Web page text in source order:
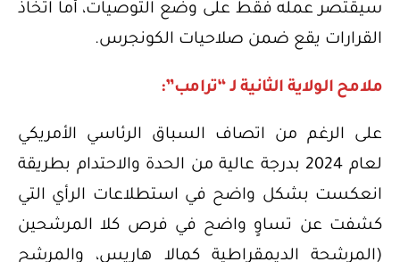
سيقتصر عمله فقط على وضع التوصيات، أما اتخاذ
القرارات يقع ضمن صلاحيات الكونجرس.
ملامح الولاية الثانية لـ “ترامب”:
على الرغم من اتصاف السباق الرئاسي الأمريكي
لعام 2024 بدرجة عالية من الحدة والاحتدام بطريقة
انعكست بشكل واضح في استطلاعات الرأي التي
كشفت عن تساوٍ واضح في فرص كلا المرشحين
(المرشحة الديمقراطية كمالا هاريس، والمرشح